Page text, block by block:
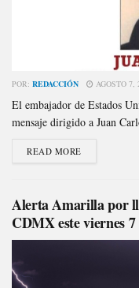
POR: REDACCIÓN AGOSTO 7,
El embajador de Estados
mensaje dirigido a Juan
READ MORE
Alerta Amarilla por
CDMX este viernes 7